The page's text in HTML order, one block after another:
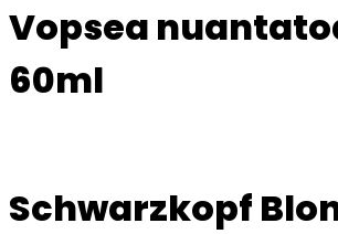
Vopsea
60ml
Schwarzkopf